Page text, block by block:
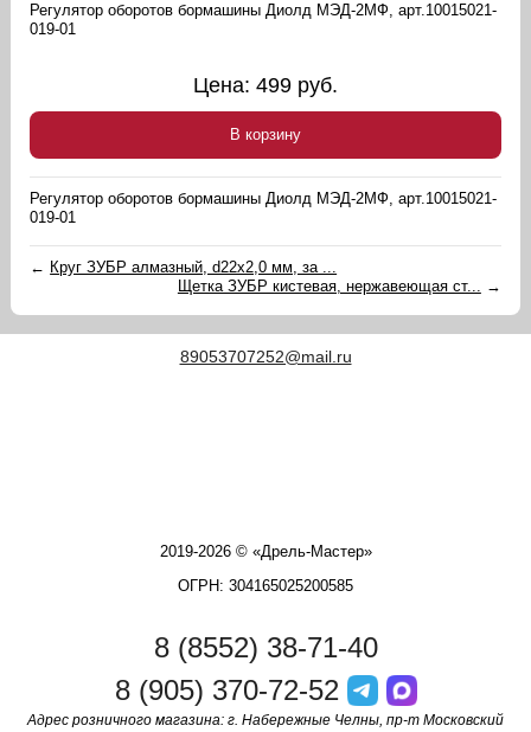
Регулятор оборотов бормашины Диолд МЭД-2МФ, арт.10015021-
019-01
Цена: 499 руб.
В корзину
Регулятор оборотов бормашины Диолд МЭД-2МФ, арт.10015021-
019-01
← Круг ЗУБР алмазный, d22x2,0 мм, за ...
Щетка ЗУБР кистевая, нержавеющая ст... →
89053707252@mail.ru
2019-2026 © «Дрель-Мастер»
ОГРН: 304165025200585
8 (8552) 38-71-40
8 (905) 370-72-52
Адрес розничного магазина: г. Набережные Челны, пр-т Московский